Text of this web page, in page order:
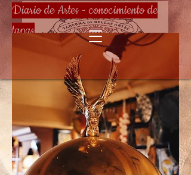
Diario de Artes - conocimiento de
tapas